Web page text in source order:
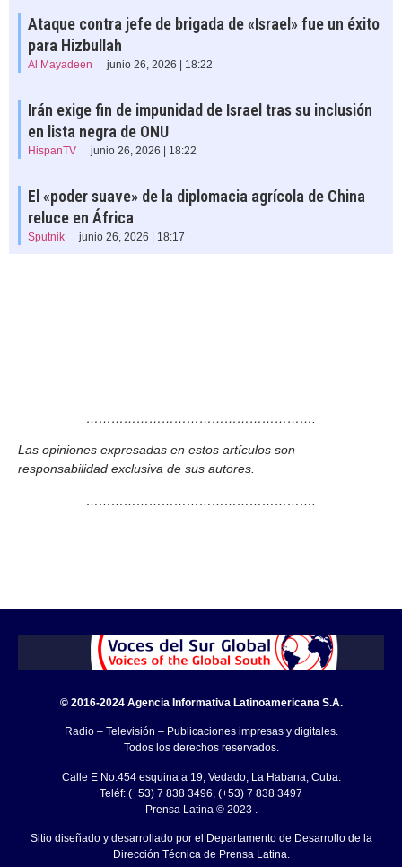
Ataque contra jefe de brigada de «Israel» fue un éxito
para Hizbullah
Al Mayadeen junio 26, 2026 | 18:22
Irán exige fin de impunidad de Israel tras su inclusión
en lista negra de ONU
HispanTV junio 26, 2026 | 18:22
El «poder suave» de la diplomacia agrícola de China
reluce en África
Sputnik junio 26, 2026 | 18:17
……………………………………………….
Las opiniones expresadas en estos artículos son
responsabilidad exclusiva de sus autores.
……………………………………………….
© 2016-2024 Agencia Informativa Latinoamericana S.A.
Radio – Televisión – Publicaciones impresas y digitales.
Todos los derechos reservados.
Calle E No.454 esquina a 19, Vedado, La Habana, Cuba.
Teléf: (+53) 7 838 3496, (+53) 7 838 3497
Prensa Latina © 2023 .
Sitio diseñado y desarrollado por el Departamento de Desarrollo de la
Dirección Técnica de Prensa Latina.